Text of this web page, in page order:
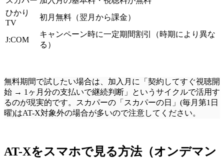
ひかり
TV
初月無料（翌月から課金）
J:COM
キャンペーン時に一定期間割引（時期により異な
る）
無料期間で試したい場合は、加入月に「契約してすぐ視聴開
始 → 1ヶ月分の支払いで継続判断」というサイクルで活用す
るのが現実的です。スカパーの「スカパーの日」(毎月第1日
曜)はAT-X対象外の場合が多いので注意してください。
AT-Xをスマホで見る方法（オンデマン